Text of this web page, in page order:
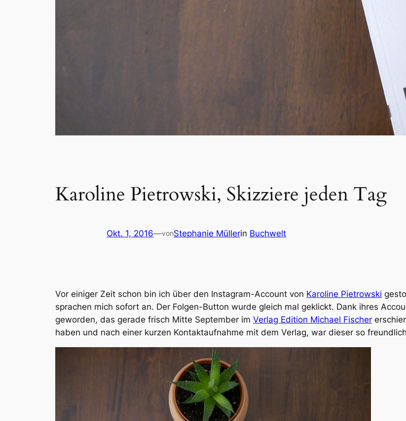
Karoline Pietrowski, Skizziere jeden Tag
Okt. 1, 2016—vonStephanie Müllerin Buchwelt
Vor einiger Zeit schon bin ich über den Instagram-Account von Karoline Pietrowski
sprachen mich sofort an. Der Folgen-Button wurde gleich mal geklickt. Dank ihres
geworden, das gerade frisch Mitte September im Verlag Edition Michael Fischer
haben und nach einer kurzen Kontaktaufnahme mit dem Verlag, war dieser so